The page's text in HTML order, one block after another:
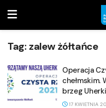
Tag: zalew żółtańce
Operacja
chełmskim.
brzeg Uherki
17 KWIETNIA